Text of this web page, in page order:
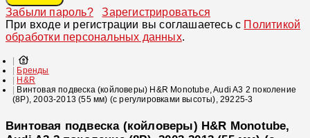
Забыли пароль?
Зарегистрироваться
При входе и регистрации вы соглашаетесь с Политикой
обработки персональных данных.
Бренды
H&R
Винтовая подвеска (койловеры) H&R Monotube, Audi A3 2 поколение
(8P), 2003-2013 (55 мм) (с регулировками высоты), 29225-3
Винтовая подвеска (койловеры) H&R Monotube,